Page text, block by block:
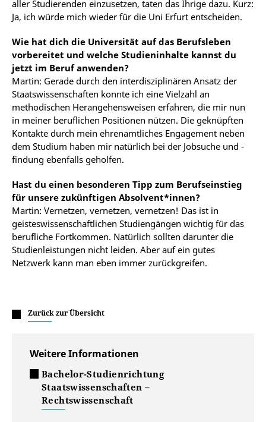
aller Studierenden einzusetzen, taten das Ihrige dazu. Kurz:
Ja, ich würde mich wieder für die Uni Erfurt entscheiden.
Wie hat dich die Universität auf das Berufsleben
vorbereitet und welche Studieninhalte kannst du
jetzt im Beruf anwenden?
Martin: Gerade durch den interdisziplinären Ansatz der
Staatswissenschaften konnte ich eine Vielzahl an
methodischen Herangehensweisen erfahren, die mir nun
in meiner beruflichen Positionen nützen. Die geknüpften
Kontakte durch mein ehrenamtliches Engagement neben
dem Studium haben mir natürlich bei der Jobsuche und -
findung ebenfalls geholfen.
Hast du einen besonderen Tipp zum Berufseinstieg
für unsere zukünftigen Absolvent*innen?
Martin: Vernetzen, vernetzen, vernetzen! Das ist in
geisteswissenschaftlichen Studiengängen wichtig für das
berufliche Fortkommen. Natürlich sollten darunter die
Studienleistungen nicht leiden. Aber auf ein gutes
Netzwerk kann man eben immer zurückgreifen.
Zurück zur Übersicht
Weitere Informationen
Bachelor-Studienrichtung
Staatswissenschaften –
Rechtswissenschaft